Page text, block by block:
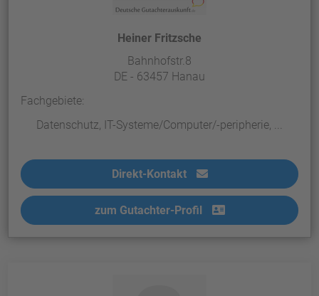
Heiner Fritzsche
Bahnhofstr.8
DE - 63457 Hanau
Fachgebiete:
Datenschutz, IT-Systeme/Computer/-peripherie, ...
Direkt-Kontakt
zum Gutachter-Profil